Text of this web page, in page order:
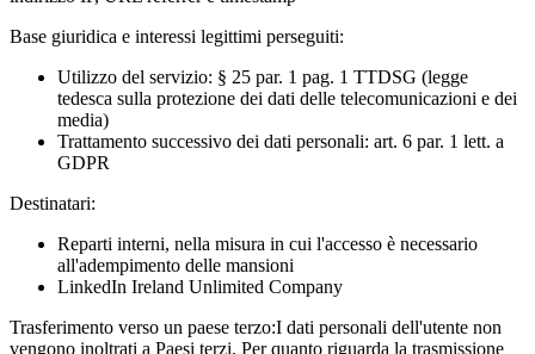
Base giuridica e interessi legittimi perseguiti:
Utilizzo del servizio: § 25 par. 1 pag. 1 TTDSG (legge
tedesca sulla protezione dei dati delle telecomunicazioni e dei
media)
Trattamento successivo dei dati personali: art. 6 par. 1 lett. a
GDPR
Destinatari:
Reparti interni, nella misura in cui l'accesso è necessario
all'adempimento delle mansioni
LinkedIn Ireland Unlimited Company
Trasferimento verso un paese terzo:I dati personali dell'utente non
vengono inoltrati a Paesi terzi. Per quanto riguarda la trasmissione